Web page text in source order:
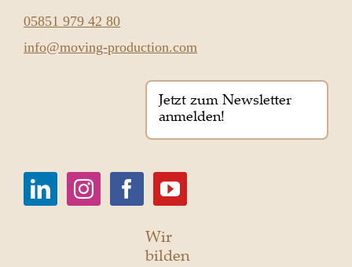
05851 979 42 80
info@moving-production.com
Jetzt zum Newsletter
anmelden!
Wir
bilden